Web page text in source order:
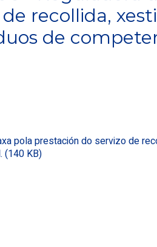
recollida,
de
pola prestación do servizo de
(140 KB)